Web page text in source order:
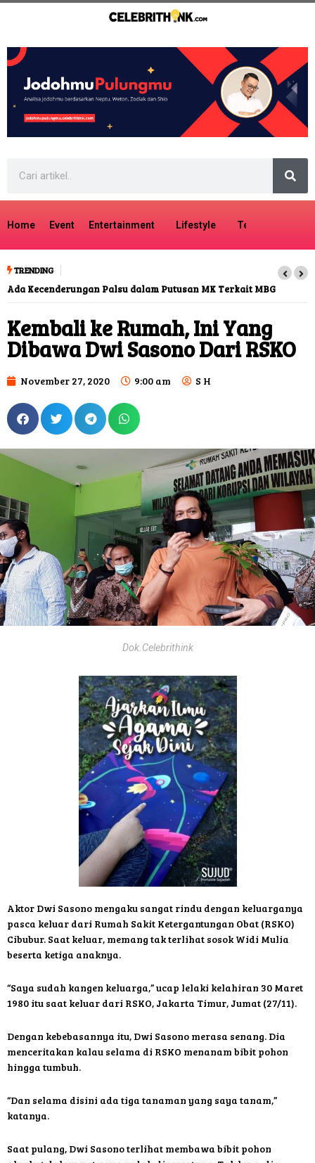
Home Event Entertainment Lifestyle Tech
TRENDING
Ada Kecenderungan Palsu dalam Putusan MK Terkait MBG
Kembali ke Rumah, Ini Yang
Dibawa Dwi Sasono Dari RSKO
November 27, 2020 9:00 am S H
Dok.Celebrithink
Aktor Dwi Sasono mengaku sangat rindu dengan keluarganya
pasca keluar dari Rumah Sakit Ketergantungan Obat (RSKO)
Cibubur. Saat keluar, memang tak terlihat sosok Widi Mulia
beserta ketiga anaknya.
“Saya sudah kangen keluarga,” ucap lelaki kelahiran 30 Maret
1980 itu saat keluar dari RSKO, Jakarta Timur, Jumat (27/11).
Dengan kebebasannya itu, Dwi Sasono merasa senang. Dia
menceritakan kalau selama di RSKO menanam bibit pohon
hingga tumbuh.
“Dan selama disini ada tiga tanaman yang saya tanam,”
katanya.
Saat pulang, Dwi Sasono terlihat membawa bibit pohon